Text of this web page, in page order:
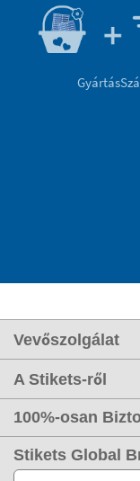
Gyártás
Vevőszolgálat
A Stikets-ről
100%-osan
Stikets Global